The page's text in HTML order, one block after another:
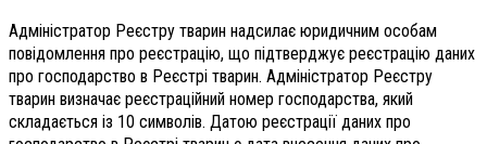
Адміністратор Реєстру тварин надсилає юридичним особам
повідомлення про реєстрацію, що підтверджує реєстрацію даних
про господарство в Реєстрі тварин. Адміністратор Реєстру
тварин визначає реєстраційний номер господарства, який
складається із 10 символів. Датою реєстрації даних про